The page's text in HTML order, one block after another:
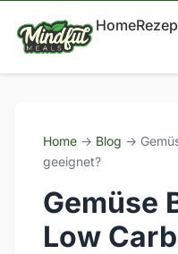
Home
Home → Blog →
geeignet?
Gemüse
Low